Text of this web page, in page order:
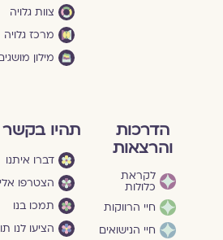
צוות גלויה
מרכז גלויה
מילון מושגים
הדרכות
והרצאות
לקראת
כלולות
חיי הרווקות
חיי הנישואים
תהיו בקשר
דברו איתנו
הצטרפו אלינו
תמכו בנו
הציעו לנו תוכן